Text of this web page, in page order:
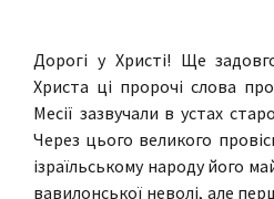
Дорогі у Христі! Ще
Христа ці пророчі слова
Месії зазвучали в устах
Через цього великого
ізраїльському народу його
вавилонської неволі, але